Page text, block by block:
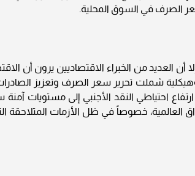
الصرف في السوق المحلية.
العديد من الخبراء الاقتصاديين يرون أن
شملت تحرير سعر الصرف وتعزيز
احتياطي النقد الأجنبي إلى مستويات
العالمية، خصوصاً في ظل الأزمات المتلاحقة